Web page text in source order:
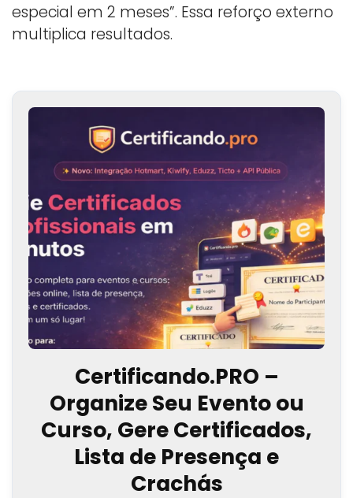
especial em 2 meses”. Essa reforço externo
multiplica resultados.
Certificando.PRO –
Organize Seu Evento ou
Curso, Gere Certificados,
Lista de Presença e
Crachás